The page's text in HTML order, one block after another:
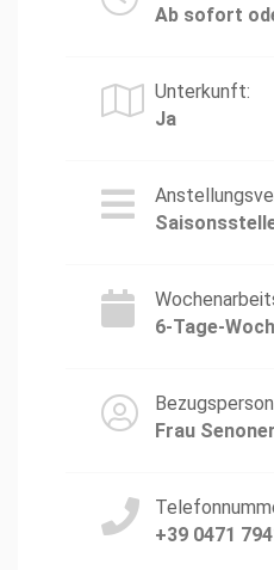
Ab sofort
Unterkunft:
Ja
6-Tage-
Frau Senoner
+39 0471